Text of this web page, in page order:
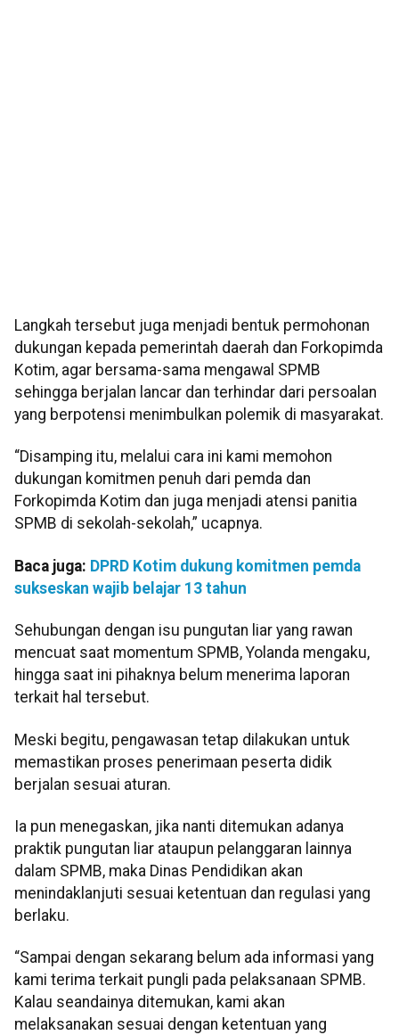
Langkah tersebut juga menjadi bentuk permohonan
dukungan kepada pemerintah daerah dan Forkopimda
Kotim, agar bersama-sama mengawal SPMB
sehingga berjalan lancar dan terhindar dari persoalan
yang berpotensi menimbulkan polemik di masyarakat.
“Disamping itu, melalui cara ini kami memohon
dukungan komitmen penuh dari pemda dan
Forkopimda Kotim dan juga menjadi atensi panitia
SPMB di sekolah-sekolah,” ucapnya.
Baca juga: DPRD Kotim dukung komitmen pemda
sukseskan wajib belajar 13 tahun
Sehubungan dengan isu pungutan liar yang rawan
mencuat saat momentum SPMB, Yolanda mengaku,
hingga saat ini pihaknya belum menerima laporan
terkait hal tersebut.
Meski begitu, pengawasan tetap dilakukan untuk
memastikan proses penerimaan peserta didik
berjalan sesuai aturan.
Ia pun menegaskan, jika nanti ditemukan adanya
praktik pungutan liar ataupun pelanggaran lainnya
dalam SPMB, maka Dinas Pendidikan akan
menindaklanjuti sesuai ketentuan dan regulasi yang
berlaku.
“Sampai dengan sekarang belum ada informasi yang
kami terima terkait pungli pada pelaksanaan SPMB.
Kalau seandainya ditemukan, kami akan
melaksanakan sesuai dengan ketentuan yang